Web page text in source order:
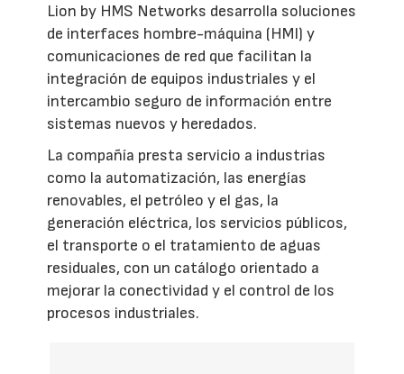
Lion by HMS Networks desarrolla soluciones
de interfaces hombre-máquina (HMI) y
comunicaciones de red que facilitan la
integración de equipos industriales y el
intercambio seguro de información entre
sistemas nuevos y heredados.
La compañía presta servicio a industrias
como la automatización, las energías
renovables, el petróleo y el gas, la
generación eléctrica, los servicios públicos,
el transporte o el tratamiento de aguas
residuales, con un catálogo orientado a
mejorar la conectividad y el control de los
procesos industriales.